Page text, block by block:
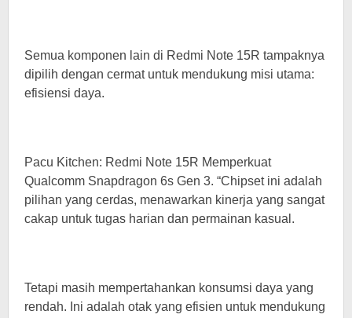
Semua komponen lain di Redmi Note 15R tampaknya
dipilih dengan cermat untuk mendukung misi utama:
efisiensi daya.
Pacu Kitchen: Redmi Note 15R Memperkuat
Qualcomm Snapdragon 6s Gen 3. “Chipset ini adalah
pilihan yang cerdas, menawarkan kinerja yang sangat
cakap untuk tugas harian dan permainan kasual.
Tetapi masih mempertahankan konsumsi daya yang
rendah. Ini adalah otak yang efisien untuk mendukung